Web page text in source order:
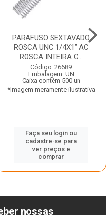
PARAFUSO SEXTAVADO
ROSCA UNC 1/4X1” AC
ROSCA INTEIRA C...
Código: 26689
Embalagem: UN
Caixa contém 500 un
*Imagem meramente ilustrativa
Faça seu login ou
cadastre-se para
ver preços e
comprar
nossas